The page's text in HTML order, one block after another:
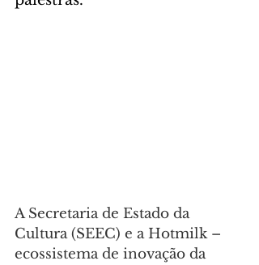
A Secretaria de Estado da
Cultura (SEEC) e a Hotmilk –
ecossistema de inovação da